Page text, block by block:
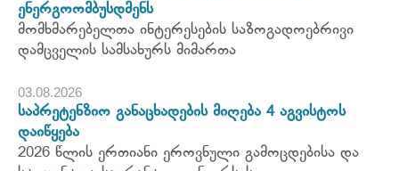
ენერგოომბუსდმენს
მომხმარებელთა ინტერესების საზოგადოებრივი
დამცველის სამსახურს მიმართა
03.08.2026
საპრეტენზიო განაცხადების მიღება 4 აგვისტოს
დაიწყება
2026 წლის ერთიანი ეროვნული გამოცდებისა და